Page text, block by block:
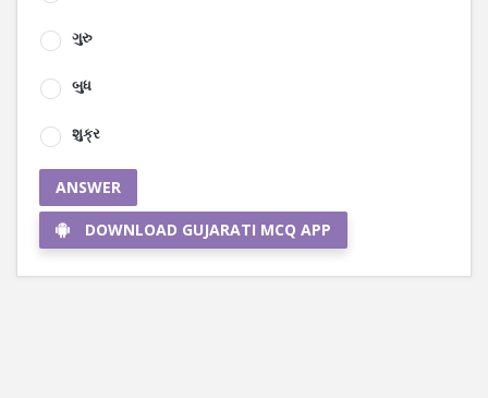
ગુરુ
બુધ
શુક્ર
ANSWER
DOWNLOAD GUJARATI MCQ APP